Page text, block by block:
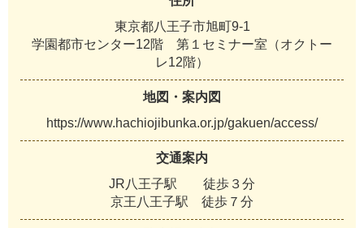
東京都八王子市旭町9-1
学園都市センター12階 第１セミナー室（オクトー
レ12階）
地図・案内図
https://www.hachiojibunka.or.jp/gakuen/access/
交通案内
JR八王子駅 徒歩３分
京王八王子駅 徒歩７分